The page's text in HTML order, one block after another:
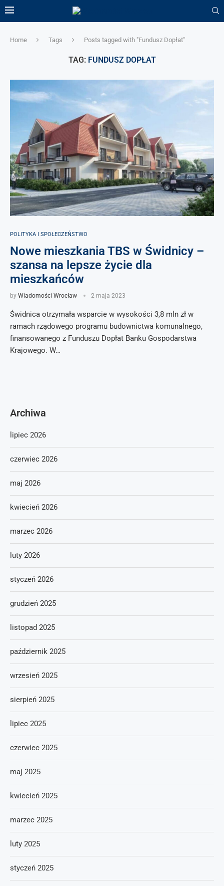
Home Tags Posts tagged with "Fundusz Dopłat"
TAG: FUNDUSZ DOPŁAT
POLITYKA I SPOŁECZEŃSTWO
Nowe mieszkania TBS w Świdnicy –
szansa na lepsze życie dla
mieszkańców
by Wiadomości Wrocław 2 maja 2023
Świdnica otrzymała wsparcie w wysokości 3,8 mln zł w
ramach rządowego programu budownictwa komunalnego,
finansowanego z Funduszu Dopłat Banku Gospodarstwa
Krajowego. W…
Archiwa
lipiec 2026
czerwiec 2026
maj 2026
kwiecień 2026
marzec 2026
luty 2026
styczeń 2026
grudzień 2025
listopad 2025
październik 2025
wrzesień 2025
sierpień 2025
lipiec 2025
czerwiec 2025
maj 2025
kwiecień 2025
marzec 2025
luty 2025
styczeń 2025